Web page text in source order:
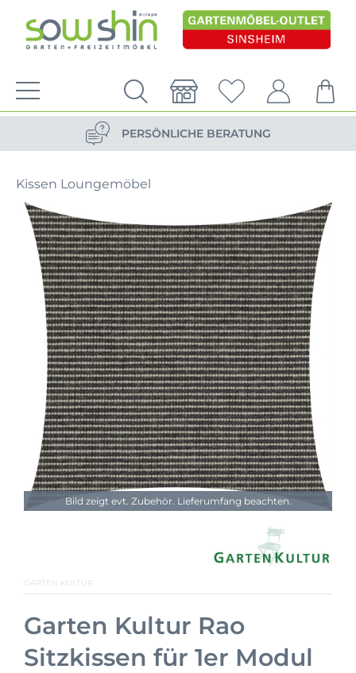
VERSANDKOSTENFREIE LIEFERUNG
PERSÖNLICHE BERATUNG
PERSÖNLICHE BERATUNG
Kissen Loungemöbel
Bild zeigt evt. Zubehör. Lieferumfang beachten.
GARTEN KULTUR
Garten Kultur Rao
Sitzkissen für 1er Modul